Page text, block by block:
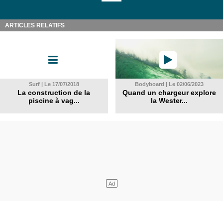
ARTICLES RELATIFS
Surf | Le 17/07/2018
La construction de la
piscine à vag...
Bodyboard | Le 02/06/2023
Quand un chargeur explore
la Wester...